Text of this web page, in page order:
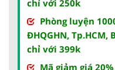
chỉ với 250k
Phòng luyện
ĐHQGHN, Tp.HCM,
chỉ với 399k
Mã giảm giá